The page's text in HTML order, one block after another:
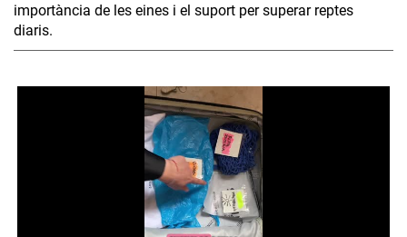
importància de les eines i el suport per superar reptes
diaris.